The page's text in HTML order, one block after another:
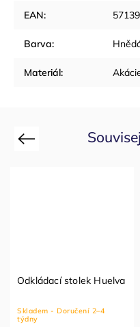
EAN:
Barva:
Materiál:
Previous
Odkládací stolek Huelva
Skladem - Doručení 2–4
týdny